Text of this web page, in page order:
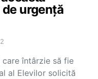
urgență
întârzie să fie
al Elevilor solicită